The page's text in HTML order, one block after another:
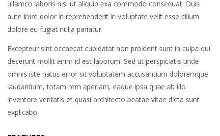
ullamco laboris nisi ut aliquip exa commodo consequat. Duis
aute irure dolor in reprehenderit in voluptate velit esse cillum
dolore eu fugiat nulla pariatur.
Excepteur sint occaecat cupidatat non proident sunt in culpa qui
deserunt mollit anim id est laborum. Sed ut perspiciatis unde
omnis iste natus error sit voluptatem accusantium doloremque
laudantium, totam rem aperiam, eaque ipsa quae ab illo
inventore veritatis et quasi architecto beatae vitae dicta sunt
explicabo.